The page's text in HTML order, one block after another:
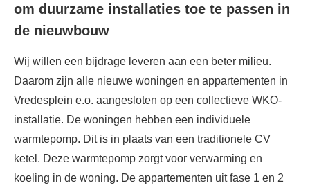
om duurzame installaties toe te passen in
de nieuwbouw
Wij willen een bijdrage leveren aan een beter milieu.
Daarom zijn alle nieuwe woningen en appartementen in
Vredesplein e.o. aangesloten op een collectieve WKO-
installatie. De woningen hebben een individuele
warmtepomp. Dit is in plaats van een traditionele CV
ketel. Deze warmtepomp zorgt voor verwarming en
koeling in de woning. De appartementen uit fase 1 en 2